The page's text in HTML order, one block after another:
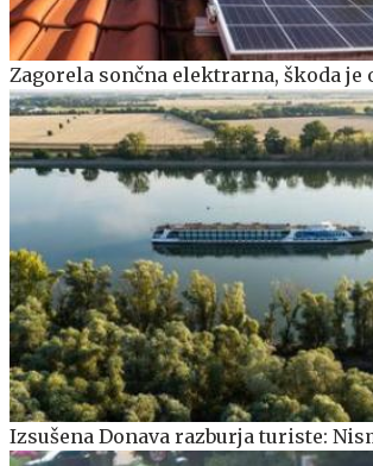
Zagorela sončna elektrarna, škoda je
Izsušena Donava razburja turiste: